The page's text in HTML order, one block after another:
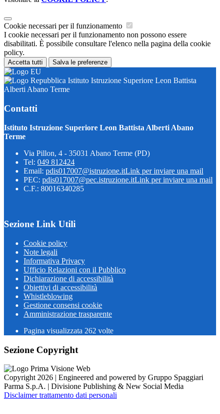
Cookie necessari per il funzionamento
I cookie necessari per il funzionamento non possono essere
disabilitati. È possibile consultare l'elenco nella pagina della cookie
policy.
Accetta tutti Salva le preferenze
Istituto Istruzione Superiore Leon Battista
Alberti Abano Terme
Contatti
Istituto Istruzione Superiore Leon Battista Alberti Abano
Terme
Via Pillon, 4 - 35031 Abano Terme (PD)
Tel: 049 812424
Email: pdis017007@istruzione.itLink per inviare una mail
PEC: pdis017007@pec.istruzione.itLink per inviare una mail
C.F.: 80016340285
Sezione Link Utili
Cookie policy
Note legali
Informativa Privacy
Ufficio Relazioni con il Pubblico
Dichiarazione di accessibilità
Obiettivi di accessibilità
Whistleblowing
Gestione consensi cookie
Amministrazione trasparente
Pagina visualizzata 262 volte
Sezione Copyright
Copyright 2026 | Engineered and powered by Gruppo Spaggiari
Parma S.p.A. | Divisione Publishing & New Social Media
Disclaimer trattamento dati personali